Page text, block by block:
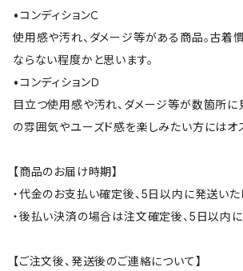
•コンディションＣ
使用感や汚れ、ダメージ等がある商品。古着
ならない程度かと思います。
•コンディションＤ
目立つ使用感や汚れ、ダメージ等が数箇所に
の雰囲気やユーズド感を楽しみたい方にはオ
【商品のお届け時期】
・代金のお支払い確定後、5日以内に発送いた
・後払い決済の場合は注文確定後、5日以内に
【ご注文後、発送後のご連絡について】